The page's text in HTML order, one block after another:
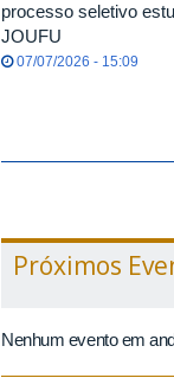
processo seletivo
JOUFU
07/07/2026 - 15:09
Próximos
Nenhum evento em